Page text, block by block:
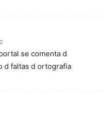
se comenta d
d faltas d ortografia